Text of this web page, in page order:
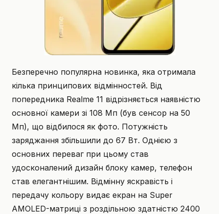
Безперечно популярна новинка, яка отримала
кілька принципових відмінностей. Від
попередника Realme 11 відрізняється наявністю
основної камери зі 108 Мп (був сенсор на 50
Мп), що відбилося як фото. Потужність
заряджання збільшили до 67 Вт. Однією з
основних переваг при цьому став
удосконалений дизайн блоку камер, телефон
став елегантнішим. Відмінну яскравість і
передачу кольору видає екран на Super
AMOLED-матриці з роздільною здатністю 2400